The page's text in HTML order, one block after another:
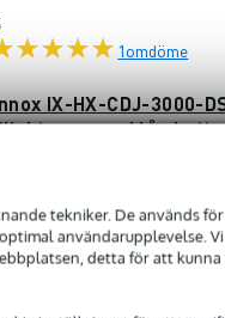
tekniker. De används
användarupplevelse.
detta för att
1omdöme
IX-HX-CDJ-3000-
med låg
I lager